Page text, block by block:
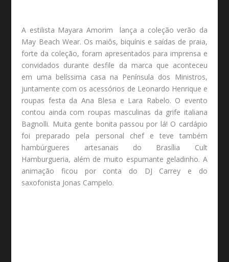
A estilista Mayara Amorim lança a coleção verão da
May Beach Wear. Os maiôs, biquínis e saídas de praia,
forte da coleção, foram apresentados para imprensa e
convidados durante desfile da marca que aconteceu
em uma belíssima casa na Península dos Ministros,
juntamente com os acessórios de Leonardo Henrique e
roupas festa da Ana Blesa e Lara Rabelo. O evento
contou ainda com roupas masculinas da grife italiana
Bagnolli. Muita gente bonita passou por lá! O cardápio
foi preparado pela personal chefe teve também
hambúrgueres artesanais do Brasília Cult
Hamburgueria, além de muito espumante geladinho. A
animação ficou por conta do DJ Carrey e do
saxofonista Jonas Campelo.